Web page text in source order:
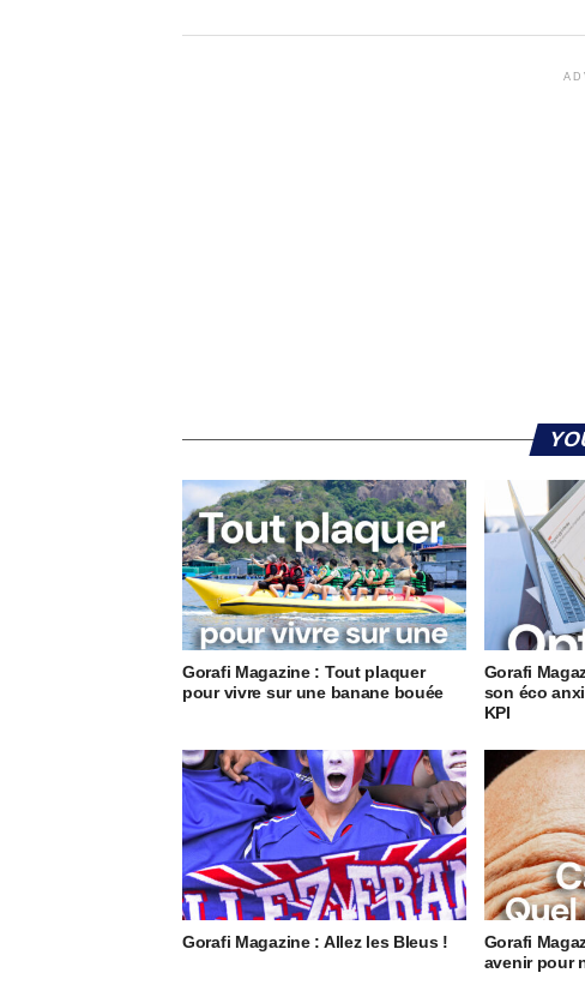
Gorafi Magazine : Tout plaquer
pour vivre sur une banane bouée
Gorafi
son éco
KPI
Gorafi Magazine : Allez les Bleus !
Gorafi
avenir pour